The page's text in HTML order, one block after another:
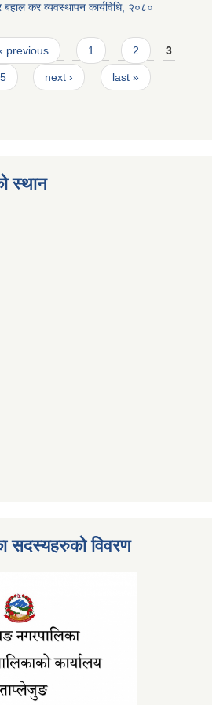
कर व्यवस्थापन कार्यविधि, २०८०
‹ previous 1 2 3
5 next › last »
स्थान
सदस्यहरुको विवरण